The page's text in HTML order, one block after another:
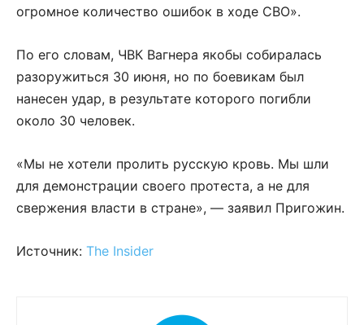
огромное количество ошибок в ходе СВО».
По его словам, ЧВК Вагнера якобы собиралась
разоружиться 30 июня, но по боевикам был
нанесен удар, в результате которого погибли
около 30 человек.
«Мы не хотели пролить русскую кровь. Мы шли
для демонстрации своего протеста, а не для
свержения власти в стране», — заявил Пригожин.
Источник: The Insider